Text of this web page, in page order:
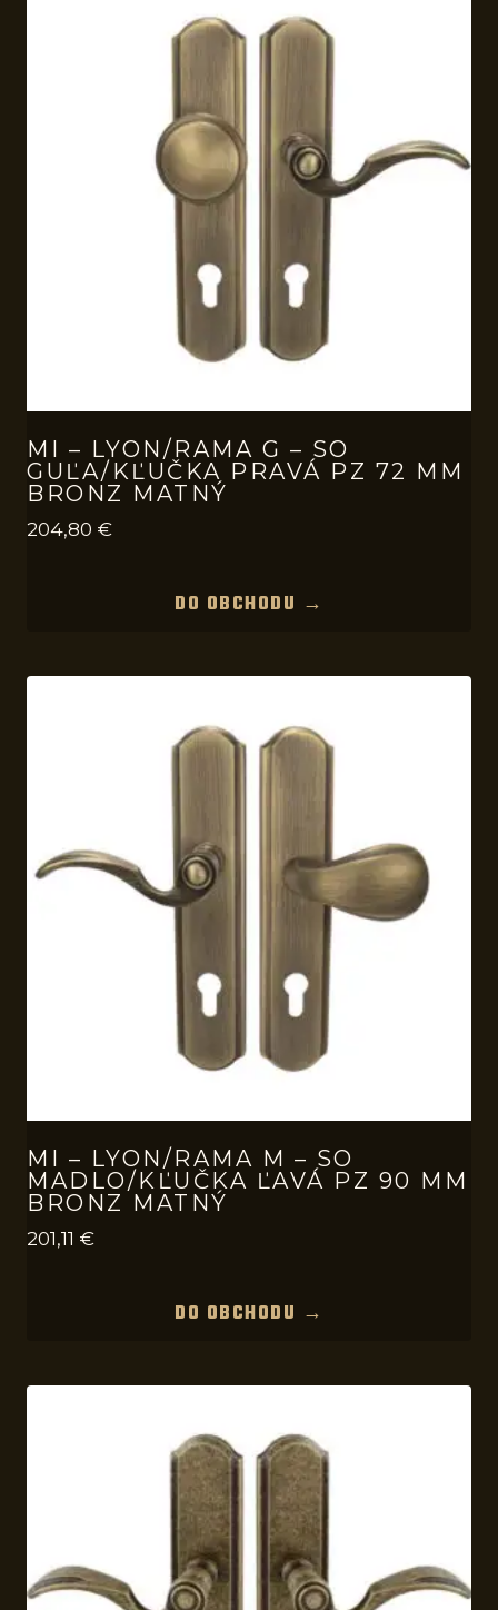
MI – LYON/RAMA G – SO
GUĽA/KĽUČKA PRAVÁ PZ 72 MM
BRONZ MATNÝ
204,80 €
DO OBCHODU →
MI – LYON/RAMA M – SO
MADLO/KĽUČKA ĽAVÁ PZ 90 MM
BRONZ MATNÝ
201,11 €
DO OBCHODU →